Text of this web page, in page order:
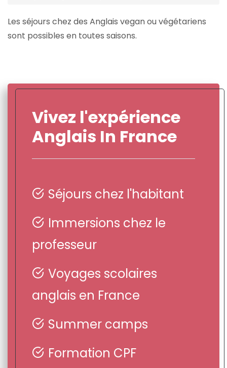
Les séjours chez des Anglais vegan ou végétariens
sont possibles en toutes saisons.
Vivez l'expérience
Anglais In France
Séjours chez l'habitant
Immersions chez le
professeur
Voyages scolaires
anglais en France
Summer camps
Formation CPF